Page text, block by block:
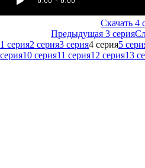
Скачать 4
Предыдущая 3 серия
1 серия2 серия3 серия4 серия5
серия10 серия11 серия12 серия13